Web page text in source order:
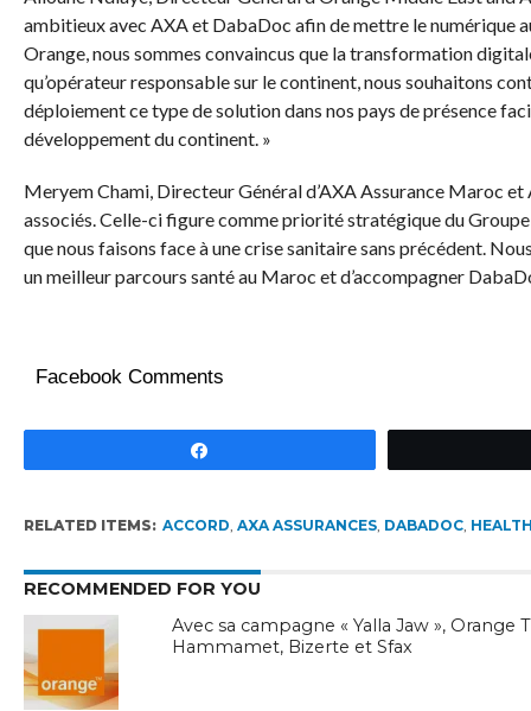
ambitieux avec AXA et DabaDoc afin de mettre le numérique
Orange, nous sommes convaincus que la transformation
qu’opérateur responsable sur le continent, nous souhaitons
déploiement ce type de solution dans nos pays de présence
développement du continent. »
Meryem Chami, Directeur Général d’AXA Assurance Maroc et
associés. Celle-ci figure comme priorité stratégique du
que nous faisons face à une crise sanitaire sans précédent.
un meilleur parcours santé au Maroc et d’accompagner
Facebook Comments
RELATED ITEMS: ACCORD, AXA ASSURANCES, DABADOC,
RECOMMENDED FOR YOU
Avec sa campagne « Yalla Jaw »,
Hammamet, Bizerte et Sfax